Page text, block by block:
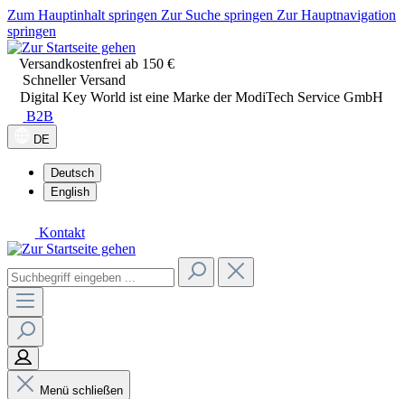
Zum Hauptinhalt springen Zur Suche springen Zur Hauptnavigation
springen
Versandkostenfrei ab 150 €
Schneller Versand
Digital Key World ist eine Marke der ModiTech Service GmbH
B2B
DE
Deutsch
English
Kontakt
Menü schließen